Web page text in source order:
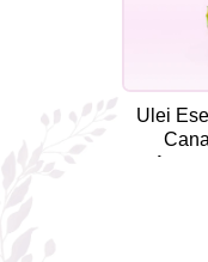
Ulei